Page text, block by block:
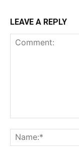
LEAVE A REPLY